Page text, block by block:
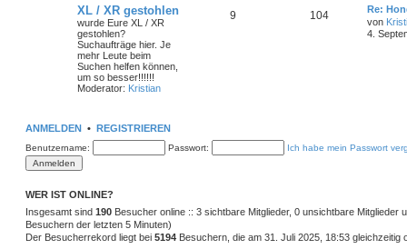
XL / XR gestohlen
wurde Eure XL / XR
gestohlen?
Suchaufträge hier. Je
mehr Leute beim
Suchen helfen können,
um so besser!!!!!!
Moderator: Kristian
9 104
Re:
von
4.
ANMELDEN • REGISTRIEREN
Benutzername: Passwort: Ich habe mein Passwort
WER IST ONLINE?
Insgesamt sind 190 Besucher online :: 3 sichtbare Mitglieder, 0 unsichtbare Mitglieder
Besuchern der letzten 5 Minuten)
Der Besucherrekord liegt bei 5194 Besuchern, die am 31. Juli 2025, 18:53 gleichzeitig